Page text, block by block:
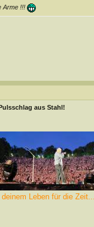
Arme !!!
aus Stahl!
Leben für die Zeit....